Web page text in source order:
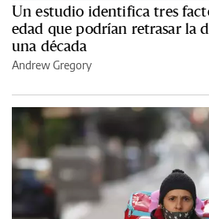
Un estudio identifica tres
edad que podrían retrasar la
una década
Andrew Gregory